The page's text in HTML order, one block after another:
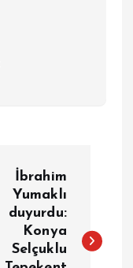
İbrahim
Yumaklı
duyurdu:
Konya
Selçuklu